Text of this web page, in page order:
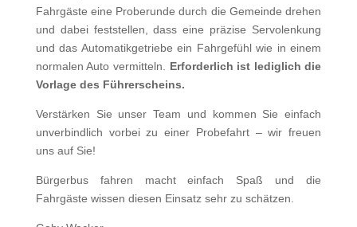
Fahrgäste eine Proberunde durch die Gemeinde drehen
und dabei feststellen, dass eine präzise Servolenkung
und das Automatikgetriebe ein Fahrgefühl wie in einem
normalen Auto vermitteln.
Erforderlich ist lediglich die
Vorlage des Führerscheins.
Verstärken Sie unser Team und kommen Sie einfach
unverbindlich vorbei zu einer Probefahrt – wir freuen
uns auf Sie!
Bürgerbus fahren macht einfach Spaß und die
Fahrgäste wissen diesen Einsatz sehr zu schätzen.